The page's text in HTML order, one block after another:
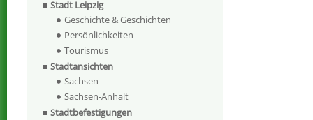
Stadt Leipzig
Geschichte & Geschichten
Persönlichkeiten
Tourismus
Stadtansichten
Sachsen
Sachsen-Anhalt
Stadtbefestigungen